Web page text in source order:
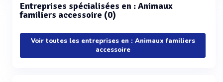
Entreprises spécialisées en : Animaux
familiers accessoire (0)
Voir toutes les entreprises en : Animaux familiers
accessoire